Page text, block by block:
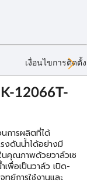
เงื่อนไขการติดตั้ง
12066T-
การผลิตที่ได้
งดันน้ำได้อย่างมี
นคุณภาพด้วยวาล์วเซ
พื่อเป็นวาล์ว เปิด-
ย์การใช้งานและ